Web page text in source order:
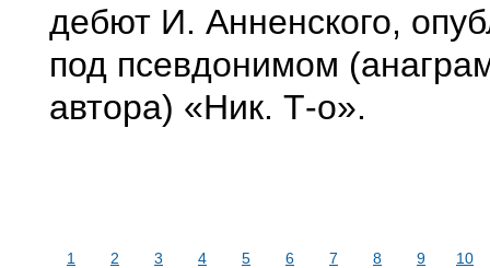
дебют И. Анненского,
под псевдонимом
автора) «Ник. Т-о».
1 2 3 4 5 6 7 8 9
10